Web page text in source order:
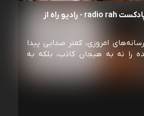
همه چیز درباره پادکست radio rah - رادیو راه از
امروزی، کمتر صدایی پیدا
را نه به هیجان کاذب، بلکه به